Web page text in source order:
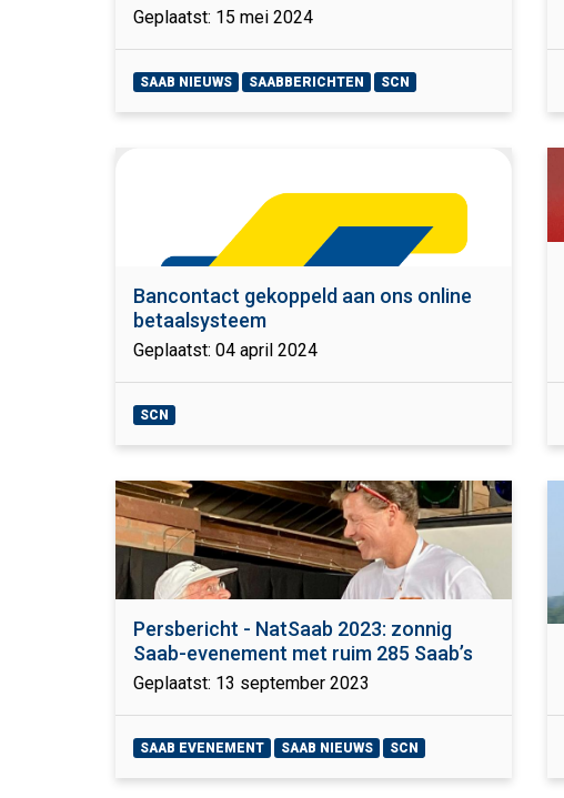
Geplaatst: 15 mei 2024
SAAB NIEUWS SAABBERICHTEN SCN
Bancontact gekoppeld aan ons online
betaalsysteem
Geplaatst: 04 april 2024
SCN
Persbericht - NatSaab 2023: zonnig
Saab-evenement met ruim 285 Saab’s
Geplaatst: 13 september 2023
SAAB EVENEMENT SAAB NIEUWS SCN